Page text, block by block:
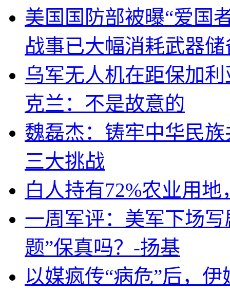
美国国防部被曝“爱国
战事已大幅消耗武器储
乌军无人机在距保加
克兰：不是故意的
魏磊杰：铸牢中华民
三大挑战
白人持有72%农业用
一周军评：美军下场
题”保真吗？-扬基
以媒疯传“病危”后，